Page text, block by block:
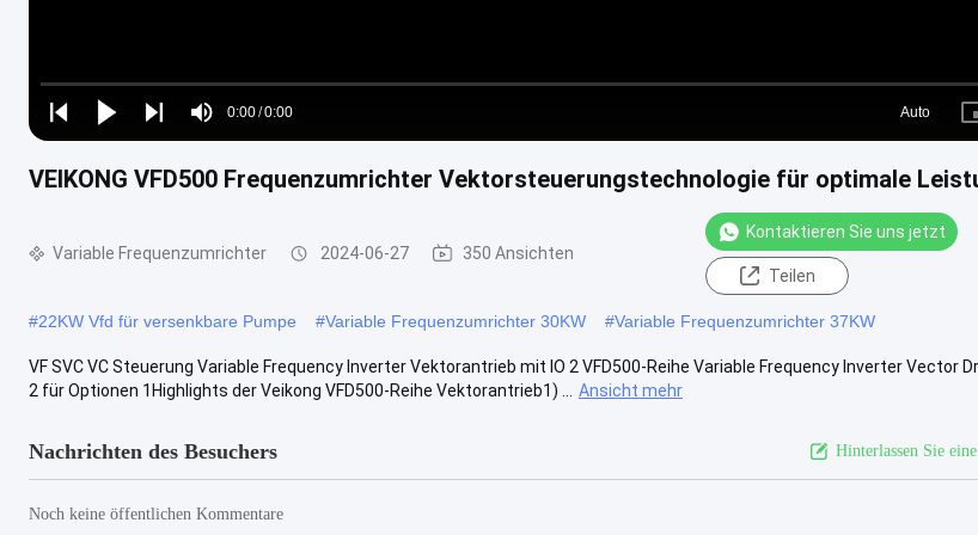
Play
Play
Play
Mute
Time
0:00/0:00
Loaded:
0%
Auto
VEIKONG VFD500 Frequenzumrichter Vektorsteuerungstechnologie für optimale
Variable Frequenzumrichter 2024-06-27 350 Ansichten
Kontaktieren Sie uns jetzt
Teilen
#22KW Vfd für versenkbare Pumpe #Variable Frequenzumrichter 30KW #Variable Frequenzumrichter 37KW
VF SVC VC Steuerung Variable Frequency Inverter Vektorantrieb mit IO 2 VFD500-Reihe Variable Frequency Inverter Vector
2 für Optionen 1Highlights der Veikong VFD500-Reihe Vektorantrieb1) ...
Ansicht mehr
Nachrichten des Besuchers Hinterlassen Sie
Noch keine öffentlichen Kommentare